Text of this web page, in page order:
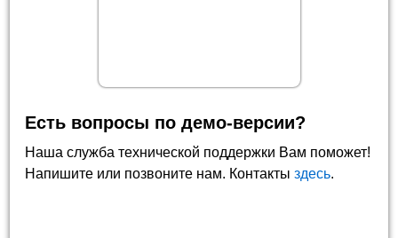
Есть вопросы по демо-версии?
Наша служба технической поддержки Вам поможет!
Напишите или позвоните нам. Контактыздесь.